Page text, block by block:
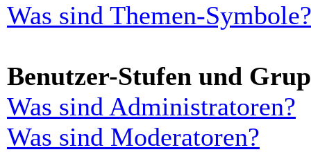
Was sind Themen-Symbole?
Benutzer-Stufen und
Was sind Administratoren?
Was sind Moderatoren?